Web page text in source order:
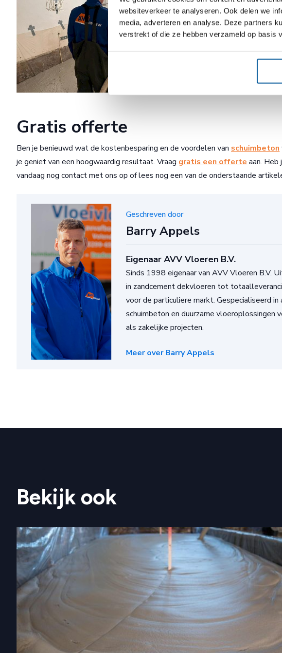
websiteverkeer te analyseren. Ook delen we
media, adverteren en analyse. Deze partners
verstrekt of die ze hebben verzameld op basis
Gratis offerte
Ben je benieuwd wat de kostenbesparing en de voordelen van schuimbeton
je geniet van een hoogwaardig resultaat. Vraag gratis een offerte aan. Heb
vandaag nog contact met ons op of lees nog een van de onderstaande
Geschreven door
Barry Appels
Eigenaar AVV Vloeren B.V.
Sinds 1998 eigenaar van AVV Vloeren B.V.
in zandcement dekvloeren tot
voor de particuliere markt. Gespecialiseerd in
schuimbeton en duurzame vloeroplossingen
als zakelijke projecten.
Meer over Barry Appels
Bekijk ook